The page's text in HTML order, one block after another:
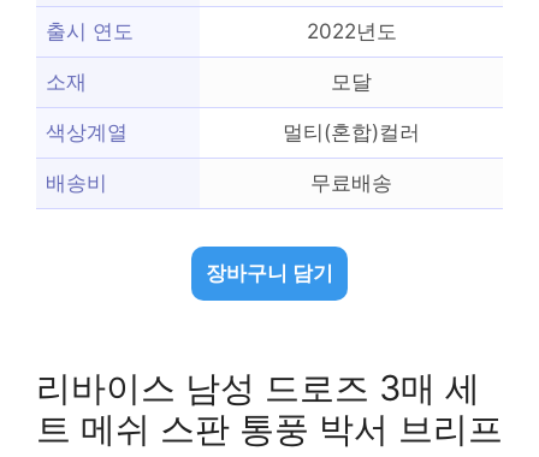
출시 연도 2022년도
소재 모달
색상계열 멀티(혼합)컬러
배송비 무료배송
장바구니 담기
리바이스 남성 드로즈 3매 세
트 메쉬 스판 통풍 박서 브리프